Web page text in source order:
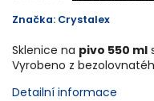
Značka: Crystalex
Sklenice na pivo 550 ml
Vyrobeno z
Detailní informace